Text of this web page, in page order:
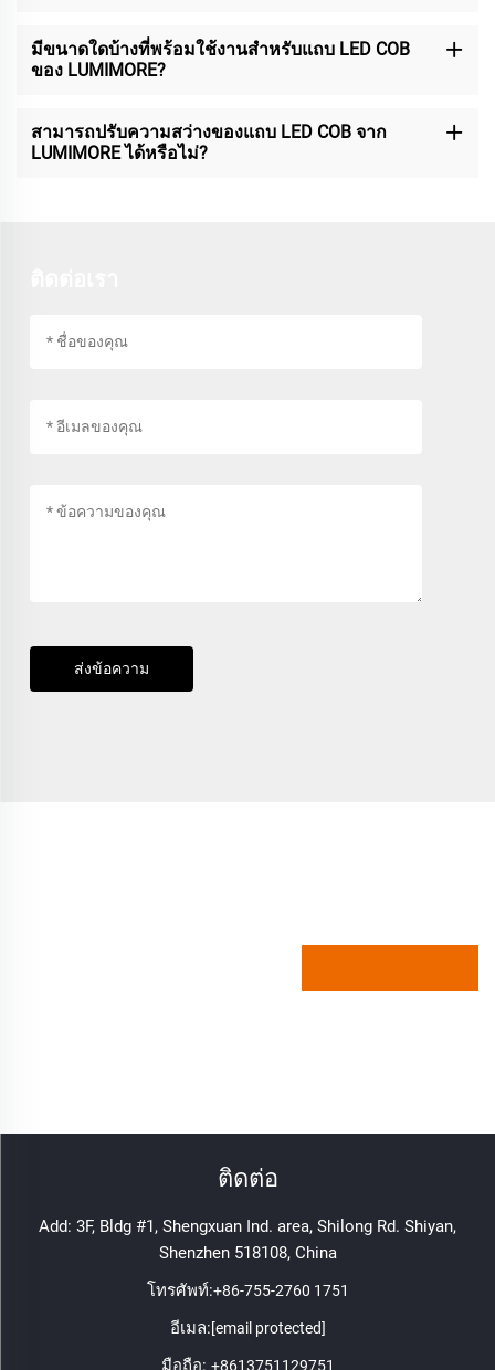
มีขนาดใดบ้างที่พร้อมใช้งานสำหรับแถบ LED COB
ของ LUMIMORE?
สามารถปรับความสว่างของแถบ LED COB จาก
LUMIMORE ได้หรือไม่?
ส่งข้อความ
ติดต่อ
Add: 3F, Bldg #1, Shengxuan Ind. area, Shilong Rd. Shiyan,
Shenzhen 518108, China
โทรศัพท์:+86-755-2760 1751
อีเมล:[email protected]
มือถือ: +8613751129751